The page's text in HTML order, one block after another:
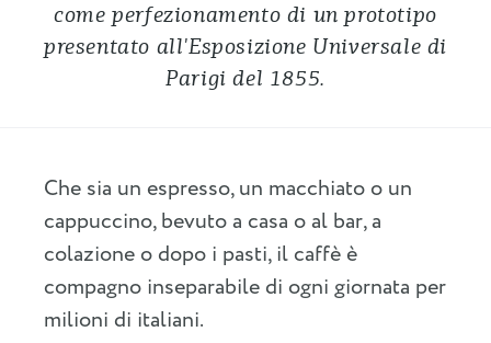
come perfezionamento di un prototipo
presentato all'Esposizione Universale di
Parigi del 1855.
Che sia un espresso, un macchiato o un
cappuccino, bevuto a casa o al bar, a
colazione o dopo i pasti, il caffè è
compagno inseparabile di ogni giornata per
milioni di italiani.